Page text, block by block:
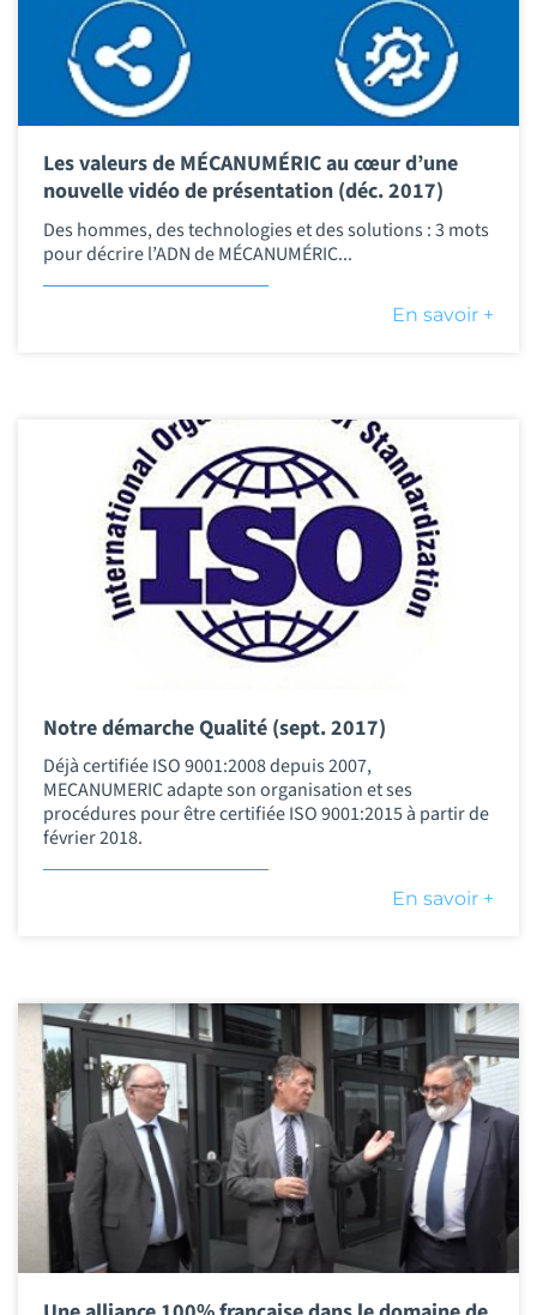
Les valeurs de MÉCANUMÉRIC au cœur d’une
nouvelle vidéo de présentation (déc. 2017)
Des hommes, des technologies et des solutions : 3 mots
pour décrire l’ADN de MÉCANUMÉRIC...
En savoir +
Notre démarche Qualité (sept. 2017)
Déjà certifiée ISO 9001:2008 depuis 2007,
MECANUMERIC adapte son organisation et ses
procédures pour être certifiée ISO 9001:2015 à partir de
février 2018.
En savoir +